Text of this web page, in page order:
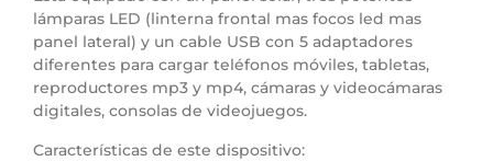
lámparas LED (linterna frontal mas focos led mas
panel lateral) y un cable USB con 5 adaptadores
diferentes para cargar teléfonos móviles, tabletas,
reproductores mp3 y mp4, cámaras y videocámaras
digitales, consolas de videojuegos.
Características de este dispositivo: